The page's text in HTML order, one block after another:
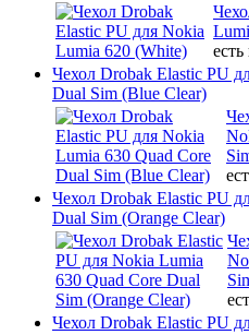
Чехол Drobak Elastic PU
Dual Sim (Blue Clear)
Чехол Drobak Elastic PU
Dual Sim (Orange Clear)
Чехол Drobak Elastic PU